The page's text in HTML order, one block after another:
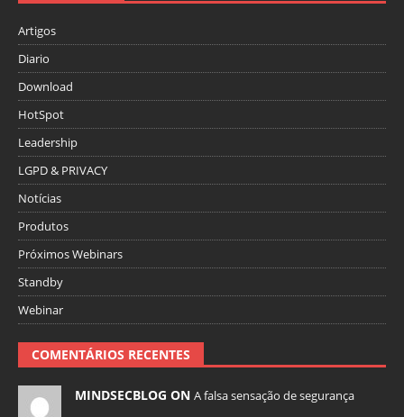
Artigos
Diario
Download
HotSpot
Leadership
LGPD & PRIVACY
Notícias
Produtos
Próximos Webinars
Standby
Webinar
COMENTÁRIOS RECENTES
MINDSECBLOG ON A falsa sensação de segurança